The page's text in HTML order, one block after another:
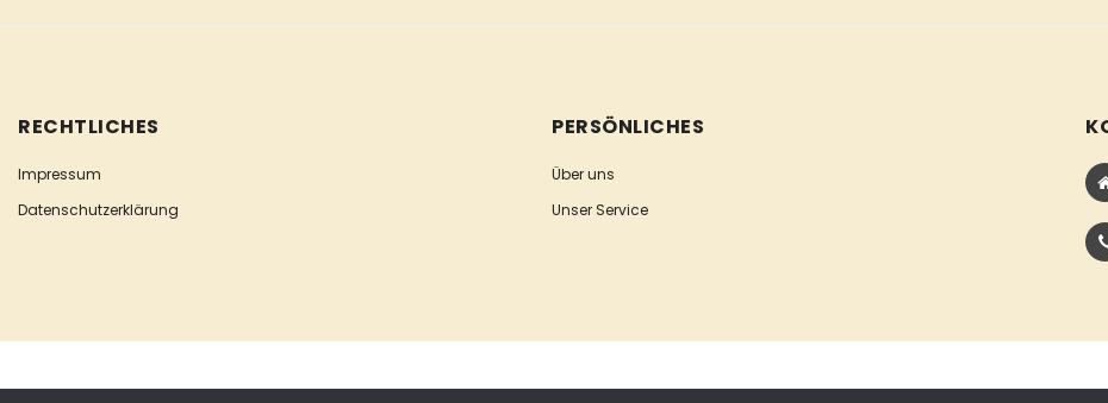
RECHTLICHES
Impressum
Datenschutzerklärung
PERSÖNLICHES
Über uns
Unser Service